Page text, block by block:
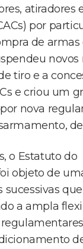
atiradores
por
de
novos
tiro e a
e criou um
nova
o Estatuto do
objeto de
sucessivas
a ampla